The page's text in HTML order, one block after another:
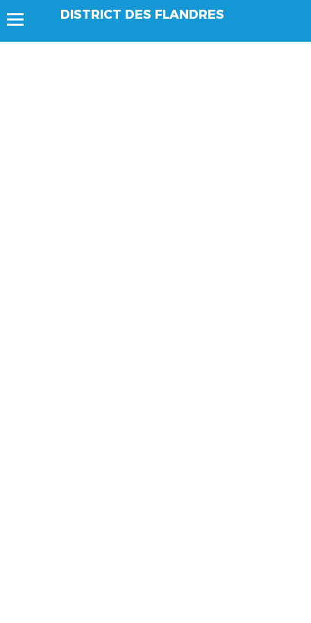
DISTRICT DES FLANDRES